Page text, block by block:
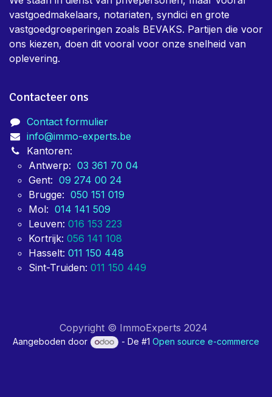
vastgoedmakelaars, notariaten, syndici en grote
vastgoedgroeperingen zoals BEVAKS. Partijen die voor
ons kiezen, doen dit vooral voor onze snelheid van
oplevering.
Contacteer ons
Contact formulier
info@immo-experts.be
Kantoren:
Antwerp: 03 361 70 04
Gent: 09 274 00 24
Brugge: 050 151 019
Mol: 014 141 509
Leuven: 016 153 223
Kortrijk: 056 141 108
Hasselt: 011 150 448
Sint-Truiden: 011 150 449
Copyright © ImmoExperts 2024
Aangeboden door - De #1Open source e-commerce